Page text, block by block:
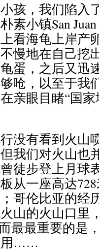
孩，我们陷入
素小镇San
看海龟上岸产
慢地在自己挖
蛋，之后又迅
呛，以至于我
亲眼目睹“国家
没有看到火山
我们对火山
徒步登上月球
从一座高达
哥伦比亚的经
山的火山口里
最最重要的是
用……